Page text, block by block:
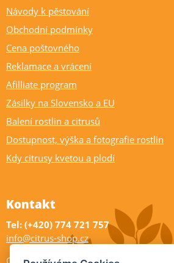
Návody k pěstování
Obchodní podmínky
Cena poštovného
Reklamace a vrácení
Afilliate program
Zásilky na Slovensko a EU
Balení rostlin a citrusů
Dostupnost, výška a fotografie rostlin
Kdy citrusy kvetou a plodí
Kontakt
Tel: (+420) 774 721 757
info@citrus-shop.cz